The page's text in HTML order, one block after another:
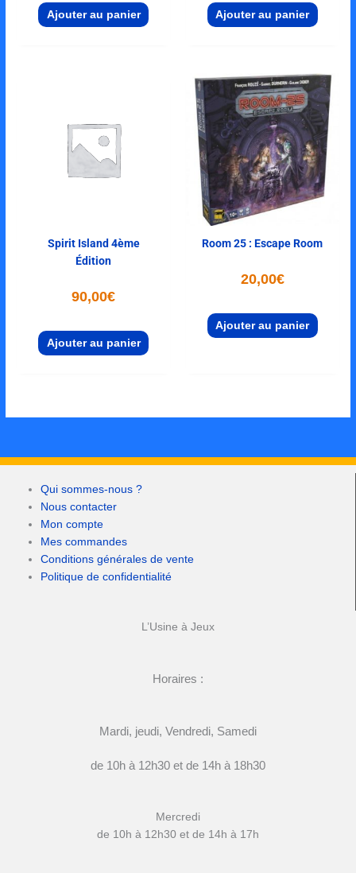
Ajouter au panier Ajouter au panier
Spirit Island 4ème
Édition
90,00€
Ajouter au panier
Room 25 : Escape Room
20,00€
Ajouter au panier
Qui sommes-nous ?
Nous contacter
Mon compte
Mes commandes
Conditions générales de vente
Politique de confidentialité
L’Usine à Jeux
Horaires :
Mardi, jeudi, Vendredi, Samedi
de 10h à 12h30 et de 14h à 18h30
Mercredi
de 10h à 12h30 et de 14h à 17h